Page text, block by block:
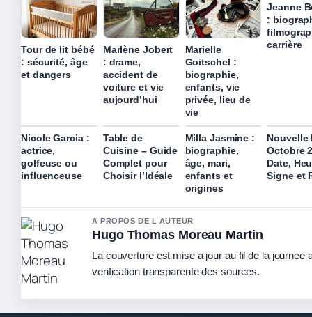
Tour de lit bébé
: sécurité, âge
et dangers
Marlène Jobert
: drame,
accident de
voiture et vie
aujourd’hui
Marielle
Goitschel :
biographie,
enfants, vie
privée, lieu de
vie
Jeanne
:
carrière
Nicole Garcia :
actrice,
golfeuse ou
influenceuse
Table de
Cuisine – Guide
Complet pour
Choisir l’Idéale
Milla Jasmine :
biographie,
âge, mari,
enfants et
origines
Nouvelle
Octobre
Date,
Signe et
A PROPOS DE L AUTEUR
Hugo Thomas Moreau Martin
La couverture est mise a jour au fil de la journee
verification transparente des sources.